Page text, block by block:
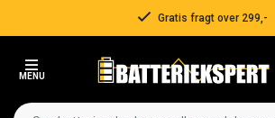
Gratis fragt over 299,-
MENU